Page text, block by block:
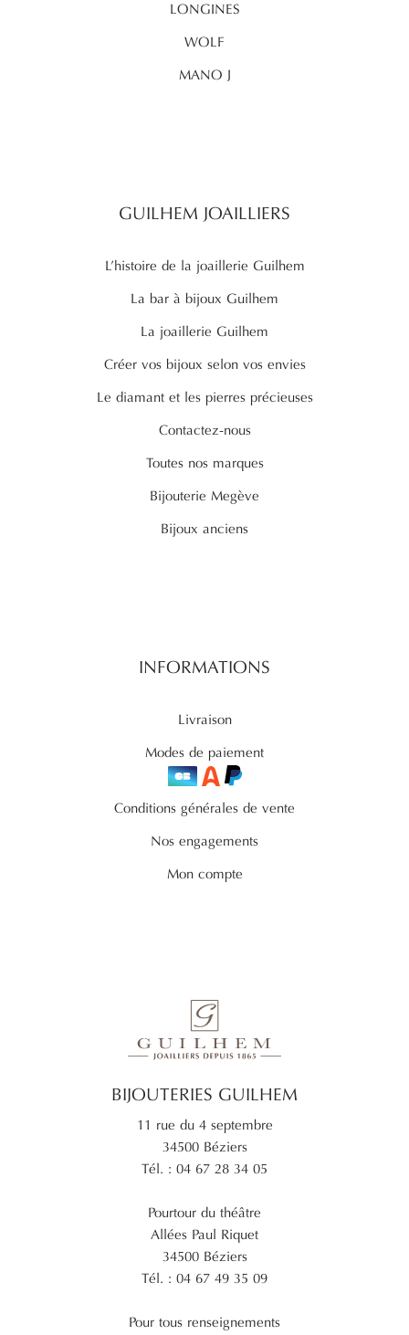
LONGINES
WOLF
MANO J
GUILHEM JOAILLIERS
L’histoire de la joaillerie Guilhem
La bar à bijoux Guilhem
La joaillerie Guilhem
Créer vos bijoux selon vos envies
Le diamant et les pierres précieuses
Contactez-nous
Toutes nos marques
Bijouterie Megève
Bijoux anciens
INFORMATIONS
Livraison
Modes de paiement
Conditions générales de vente
Nos engagements
Mon compte
BIJOUTERIES GUILHEM
11 rue du 4 septembre
34500 Béziers
Tél. : 04 67 28 34 05
Pourtour du théâtre
Allées Paul Riquet
34500 Béziers
Tél. : 04 67 49 35 09
Pour tous renseignements